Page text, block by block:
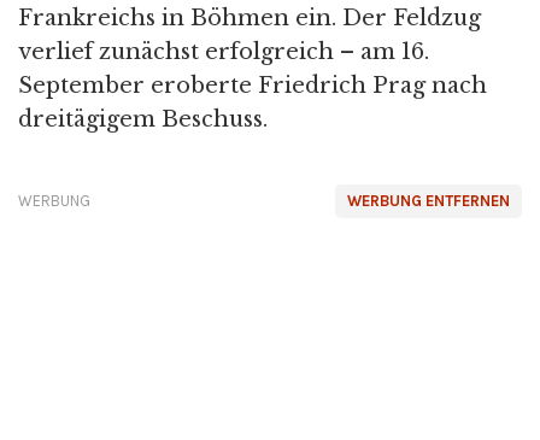
Frankreichs in Böhmen ein. Der Feldzug
verlief zunächst erfolgreich – am 16.
September eroberte Friedrich Prag nach
dreitägigem Beschuss.
WERBUNG ENTFERNEN
WERBUNG